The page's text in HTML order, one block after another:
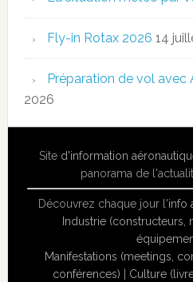
Fly-in Rotax 2026 14
Préparation de vol avec
2026
Site d'information
panorama de
Découvrez chaque jour l'info
Industrie (constructeurs,
Manifestations (meetings,
conférences)
Culture